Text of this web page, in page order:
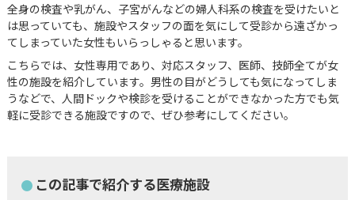
全身の検査や乳がん、子宮がんなどの婦人科系の検査を受けたいと
は思っていても、施設やスタッフの面を気にして受診から遠ざかっ
てしまっていた女性もいらっしゃると思います。
こちらでは、女性専用であり、対応スタッフ、医師、技師全てが女
性の施設を紹介しています。男性の目がどうしても気になってしま
うなどで、人間ドックや検診を受けることができなかった方でも気
軽に受診できる施設ですので、ぜひ参考にしてください。
この記事で紹介する医療施設